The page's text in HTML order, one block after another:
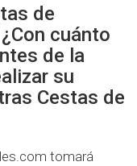
de
cuánto
de la
su
Cestas de
tomará